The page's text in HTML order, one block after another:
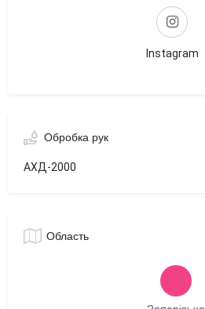
Instagram
Обробка рук
АХД-2000
Область